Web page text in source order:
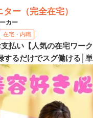
ー（完全在宅）
カー
在宅・内職
支払い【人気の在宅ワー
るだけでスグ働ける│